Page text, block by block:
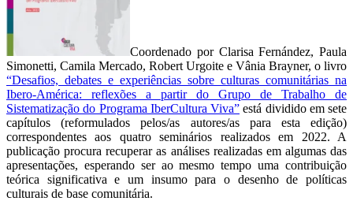
Coordenado por Clarisa Fernández, Paula
Simonetti, Camila Mercado, Robert Urgoite e Vânia Brayner, o livro
“Desafios, debates e experiências sobre culturas comunitárias na
Ibero-América: reflexões a partir do Grupo de Trabalho de
Sistematização do Programa IberCultura Viva” está dividido em sete
capítulos (reformulados pelos/as autores/as para esta edição)
correspondentes aos quatro seminários realizados em 2022. A
publicação procura recuperar as análises realizadas em algumas das
apresentações, esperando ser ao mesmo tempo uma contribuição
teórica significativa e um insumo para o desenho de políticas
culturais de base comunitária.